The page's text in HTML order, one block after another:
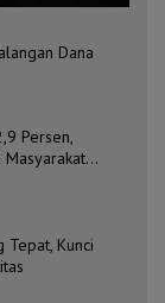
Dana
Persen,
Tepat, Kunci